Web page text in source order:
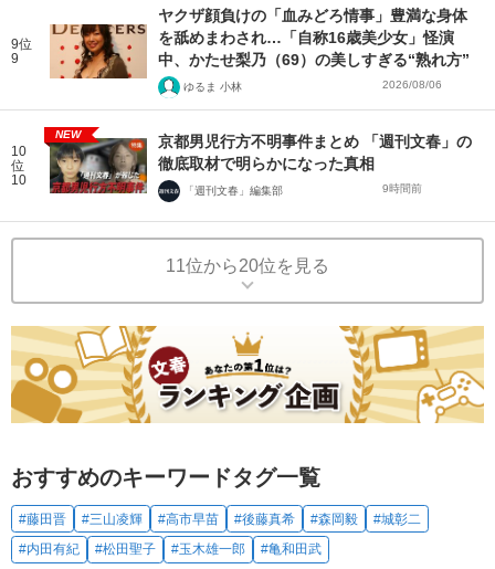
9位
9
ヤクザ顔負けの「血みどろ情事」豊満な身体
を舐めまわされ…「自称16歳美少女」怪演
中、かたせ梨乃（69）の美しすぎる“熟れ方”
ゆるま 小林 2026/08/06
10
位
10
NEW
京都男児行方不明事件まとめ 「週刊文春」の
徹底取材で明らかになった真相
「週刊文春」編集部 9時間前
11位から20位を見る
おすすめのキーワードタグ一覧
#藤田晋 #三山凌輝 #高市早苗 #後藤真希 #森岡毅
#城彰二
#内田有紀
#松田聖子 #玉木雄一郎 #亀和田武